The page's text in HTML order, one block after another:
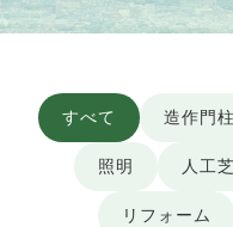
すべて 造作門柱
照明 人工芝
リフォーム